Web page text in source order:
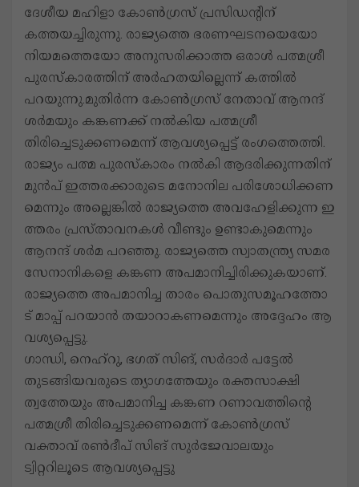
ദേശീയ മഹിളാ കോൺ​ഗ്രസ് പ്രസിഡന്റിന്
കത്തയച്ചിരുന്നു. രാജ്യത്തെ ഭരണഘ‌ടനയെയോ
നിയമത്തെയോ അനുസരിക്കാത്ത ഒരാൾ പത്മശ്രീ
പുരസ്കാരത്തിന് അർഹതയില്ലെന്ന് കത്തിൽ
പറയുന്നു.മു​തി​ർ​ന്ന കോ​ണ്‍​ഗ്ര​സ് നേ​താ​വ് ആ​ന​ന്ദ്
ശ​ർ​മയും കങ്കണക്ക് നൽകിയ പത്മശ്രീ
തിരിച്ചെടുക്കണമെന്ന് ആവശ്യപ്പെട്ട് രംഗത്തെത്തി.
രാ​ജ്യം പ​ത്മ പു​ര​സ്കാ​രം ന​ൽ​കി ആ​ദ​രി​ക്കു​ന്ന​തി​ന്
മു​ൻ​പ് ഇ​ത്ത​ര​ക്കാ​രു​ടെ മ​നോ​നി​ല പ​രി​ശോ​ധി​ക്ക​ണ​
മെ​ന്നും അ​ല്ലെ​ങ്കി​ൽ രാ​ജ്യ​ത്തെ അ​വ​ഹേ​ളി​ക്കു​ന്ന ഇ​
ത്ത​രം പ്ര​സ്താ​വ​ന​ക​ൾ വീ​ണ്ടും ഉ​ണ്ടാ​കു​മെ​ന്നും
ആ​ന​ന്ദ് ശ​ർ​മ പ​റ​ഞ്ഞു. രാ​ജ്യ​ത്തെ സ്വാ​ത​ന്ത്ര്യ സ​മ​ര​
സേ​നാ​നി​ക​ളെ ക​ങ്ക​ണ അ​പ​മാ​നി​ച്ചി​രി​ക്കു​ക​യാ​ണ്.
രാ​ജ്യ​ത്തെ അ​പ​മാ​നി​ച്ച താ​രം പൊ​തു​സ​മൂ​ഹ​ത്തോ​
ട് മാ​പ്പ് പ​റ​യാ​ൻ ത​യാ​റാ​ക​ണ​മെ​ന്നും അ​ദ്ദേ​ഹം ആ​
വ​ശ്യ​പ്പെ​ട്ടു.
ഗാന്ധി, നെഹ്റു, ഭഗത് സിങ്, സർദാർ പട്ടേൽ
തുടങ്ങിയവരുടെ ത്യാഗത്തേയും രക്തസാക്ഷി
ത്വത്തേയും അപമാനിച്ച കങ്കണ റണാവത്തിന്‍റെ
പത്മശ്രീ തിരിച്ചെടുക്കണമെന്ന് കോൺഗ്രസ്
വക്താവ് രൺദീപ് സിങ് സുർജേവാലയും
ട്വിറ്ററിലൂടെ ആവശ്യപ്പെട്ടു